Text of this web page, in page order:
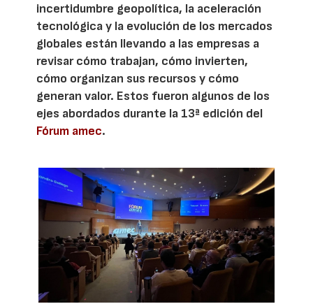
incertidumbre geopolítica, la aceleración
tecnológica y la evolución de los mercados
globales están llevando a las empresas a
revisar cómo trabajan, cómo invierten,
cómo organizan sus recursos y cómo
generan valor. Estos fueron algunos de los
ejes abordados durante la 13ª edición del
Fórum amec.